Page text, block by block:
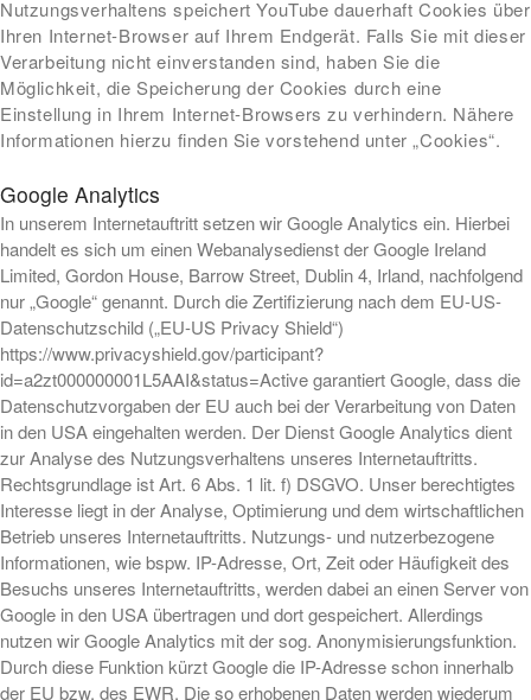
Nutzungsverhaltens speichert YouTube dauerhaft Cookies über
Ihren Internet-Browser auf Ihrem Endgerät. Falls Sie mit dieser
Verarbeitung nicht einverstanden sind, haben Sie die
Möglichkeit, die Speicherung der Cookies durch eine
Einstellung in Ihrem Internet-Browsers zu verhindern. Nähere
Informationen hierzu finden Sie vorstehend unter „Cookies“.
Google Analytics
In unserem Internetauftritt setzen wir Google Analytics ein. Hierbei
handelt es sich um einen Webanalysedienst der Google Ireland
Limited, Gordon House, Barrow Street, Dublin 4, Irland, nachfolgend
nur „Google“ genannt. Durch die Zertifizierung nach dem EU-US-
Datenschutzschild („EU-US Privacy Shield“)
https://www.privacyshield.gov/participant?
id=a2zt000000001L5AAI&status=Active garantiert Google, dass die
Datenschutzvorgaben der EU auch bei der Verarbeitung von Daten
in den USA eingehalten werden. Der Dienst Google Analytics dient
zur Analyse des Nutzungsverhaltens unseres Internetauftritts.
Rechtsgrundlage ist Art. 6 Abs. 1 lit. f) DSGVO. Unser berechtigtes
Interesse liegt in der Analyse, Optimierung und dem wirtschaftlichen
Betrieb unseres Internetauftritts. Nutzungs- und nutzerbezogene
Informationen, wie bspw. IP-Adresse, Ort, Zeit oder Häufigkeit des
Besuchs unseres Internetauftritts, werden dabei an einen Server von
Google in den USA übertragen und dort gespeichert. Allerdings
nutzen wir Google Analytics mit der sog. Anonymisierungsfunktion.
Durch diese Funktion kürzt Google die IP-Adresse schon innerhalb
der EU bzw. des EWR. Die so erhobenen Daten werden wiederum